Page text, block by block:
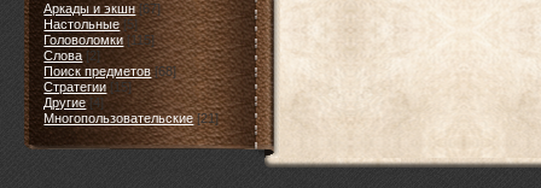
Аркады и экшн [67]
Настольные [5]
Головоломки [115]
Слова [2]
Поиск предметов [68]
Стратегии [15]
Другие [4]
Многопользовательские [21]